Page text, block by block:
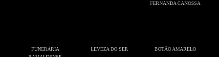
FERNANDA CANOSSA
FUNERÁRIA
LEVEZA DO SER BOTÃO AMARELO